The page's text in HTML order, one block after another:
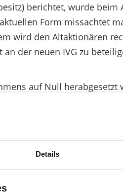
Details
berichtet, wurde
Form missachtet
wird den Altaktionären
der neuen IVG zu
auf Null
ist dabei keine
festgeschriebene
Bergdolt.
der Altaktionäre
entstehen, wie